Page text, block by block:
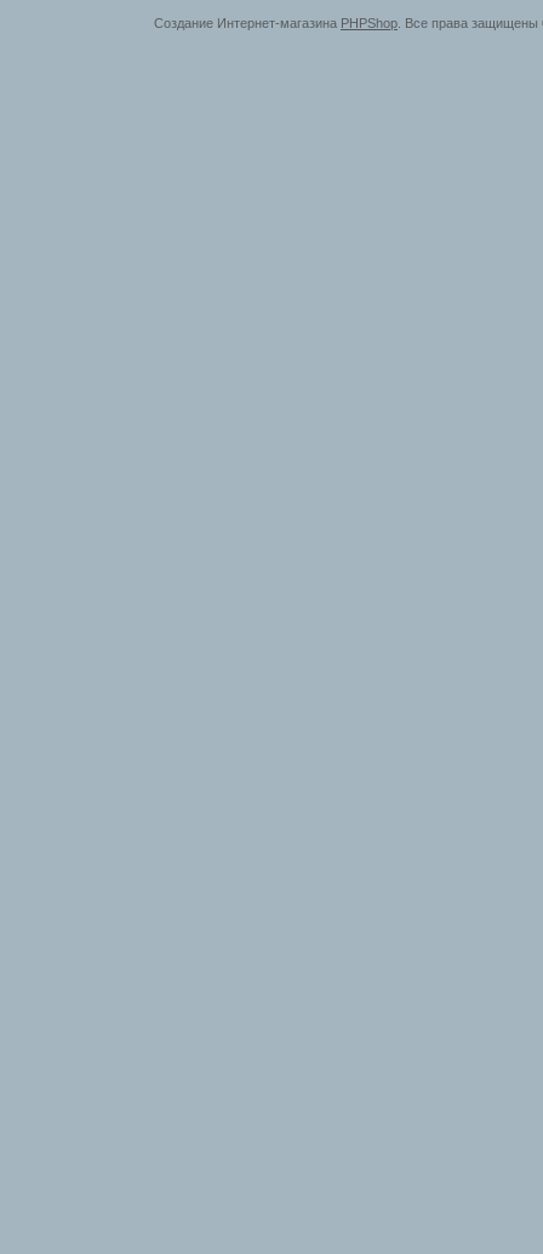
Создание Интернет-магазина PHPShop . Все права защищены